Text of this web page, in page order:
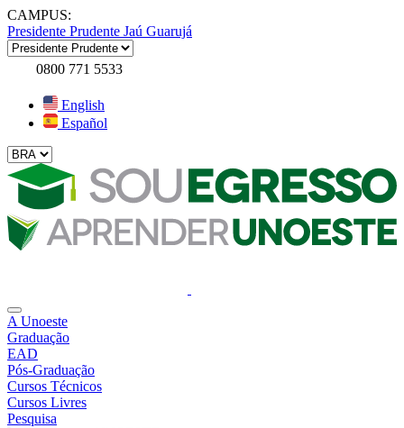
CAMPUS:
Presidente Prudente Jaú Guarujá
0800 771 5533
English
Español
A Unoeste
Graduação
EAD
Pós-Graduação
Cursos Técnicos
Cursos Livres
Pesquisa